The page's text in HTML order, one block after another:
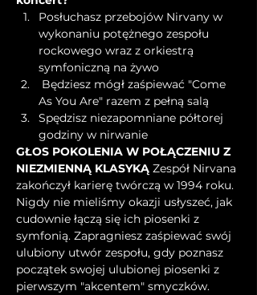
Posłuchasz przebojów Nirvany w
wykonaniu potężnego zespołu
rockowego wraz z orkiestrą
symfoniczną na żywo
Będziesz mógł zaśpiewać "Come
As You Are" razem z pełną salą
Spędzisz niezapomniane półtorej
godziny w nirwanie
GŁOS POKOLENIA W POŁĄCZENIU Z
NIEZMIENNĄ KLASYKĄ Zespół Nirvana
zakończył karierę twórczą w 1994 roku.
Nigdy nie mieliśmy okazji usłyszeć, jak
cudownie łączą się ich piosenki z
symfonią. Zapragniesz zaśpiewać swój
ulubiony utwór zespołu, gdy poznasz
początek swojej ulubionej piosenki z
pierwszym "akcentem" smyczków.